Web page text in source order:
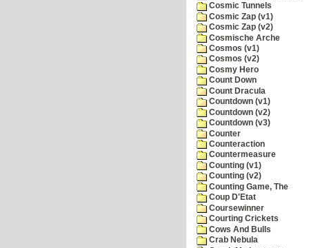
Cosmic Tunnels
Cosmic Zap (v1)
Cosmic Zap (v2)
Cosmische Arche
Cosmos (v1)
Cosmos (v2)
Cosmy Hero
Count Down
Count Dracula
Countdown (v1)
Countdown (v2)
Countdown (v3)
Counter
Counteraction
Countermeasure
Counting (v1)
Counting (v2)
Counting Game, The
Coup D'Etat
Coursewinner
Courting Crickets
Cows And Bulls
Crab Nebula